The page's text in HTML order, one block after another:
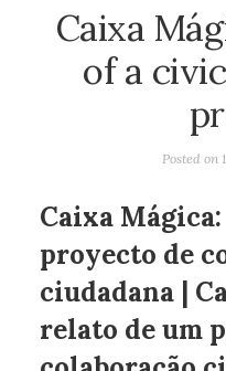
Caixa
of a
Posted on
Caixa
proyecto de
ciudadana |
relato de um